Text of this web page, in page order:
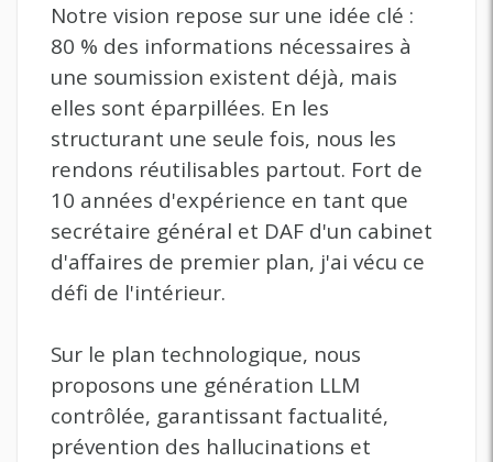
Notre vision repose sur une idée clé :
80 % des informations nécessaires à
une soumission existent déjà, mais
elles sont éparpillées. En les
structurant une seule fois, nous les
rendons réutilisables partout. Fort de
10 années d'expérience en tant que
secrétaire général et DAF d'un cabinet
d'affaires de premier plan, j'ai vécu ce
défi de l'intérieur.
Sur le plan technologique, nous
proposons une génération LLM
contrôlée, garantissant factualité,
prévention des hallucinations et